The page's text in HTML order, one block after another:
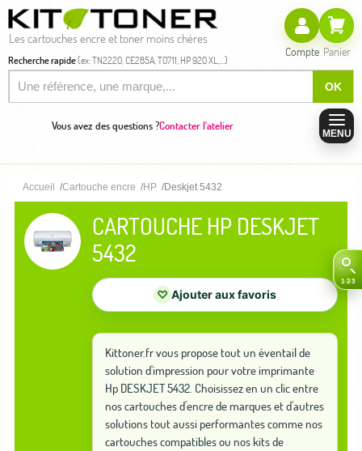
Les cartouches encre et toner moins chères
Recherche rapide(ex: TN2220, CE285A, T0711, HP 920 XL,...)
OK
Compte Panier
Vous avez des questions ?Contacter l'atelier
MENU
Accueil Cartouche encre HP Deskjet 5432
CARTOUCHE HP DESKJET
5432
♡ Ajouter aux favoris
Kittoner.fr vous propose tout un éventail de
solution d'impression pour votre imprimante
Hp DESKJET 5432. Choisissez en un clic entre
nos cartouches d'encre de marques et d'autres
solutions tout aussi performantes comme nos
cartouches compatibles ou nos kits de